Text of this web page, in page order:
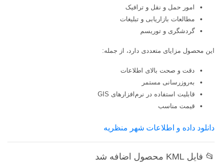
امور حمل و نقل و ترافیک
مطالعات بازاریابی و تبلیغات
گردشگری و توریسم
این محصول مزایای متعددی دارد، از جمله:
دقت و صحت بالای اطلاعات
به‌روزرسانی مستمر
قابلیت استفاده در نرم‌افزارهای GIS
قیمت مناسب
دانلود داده و اطلاعات شهر منظریه
📂 فایل KML محصول اضافه شد